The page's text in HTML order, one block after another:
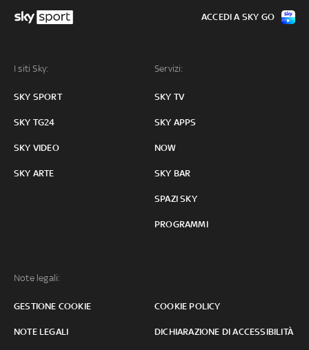
I siti Sky:
SKY SPORT
SKY TG24
SKY VIDEO
SKY ARTE
Servizi:
SKY TV
SKY APPS
NOW
SKY BAR
SPAZI SKY
PROGRAMMI
Note legali:
GESTIONE COOKIE COOKIE POLICY
NOTE LEGALI DICHIARAZIONE DI ACCESSIBILITÀ
ACCEDI A SKY GO